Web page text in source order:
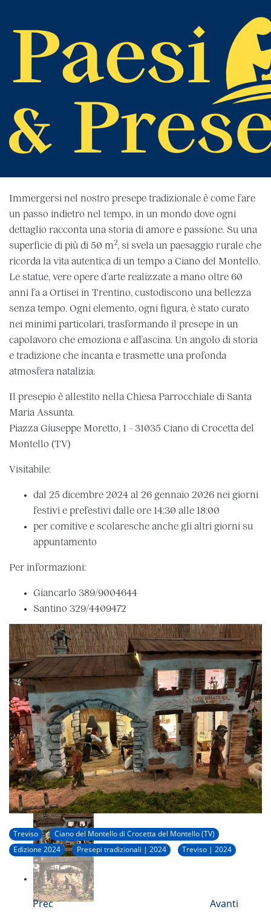
Home Tutte le edizioniPresepi 2024
Ciano di Crocetta del
Montello (TV) | 2024
Immergersi nel nostro presepe tradizionale è come fare
un passo indietro nel tempo, in un mondo dove ogni
dettaglio racconta una storia di amore e passione. Su una
superficie di più di 50 m2, si svela un paesaggio rurale che
ricorda la vita autentica di un tempo a Ciano del Montello.
Le statue, vere opere d’arte realizzate a mano oltre 60
anni fa a Ortisei in Trentino, custodiscono una bellezza
senza tempo. Ogni elemento, ogni figura, è stato curato
nei minimi particolari, trasformando il presepe in un
capolavoro che emoziona e affascina. Un angolo di storia
e tradizione che incanta e trasmette una profonda
atmosfera natalizia.
Il presepio è allestito nella Chiesa Parrocchiale di Santa
Maria Assunta.
Piazza Giuseppe Moretto, 1 - 31035 Ciano di Crocetta del
Montello (TV)
Visitabile:
dal 25 dicembre 2024 al 26 gennaio 2026 nei giorni
festivi e prefestivi dalle ore 14:30 alle 18:00
per comitive e scolaresche anche gli altri giorni su
appuntamento
Per informazioni:
Giancarlo 389/9004644
Santino 329/4409472
Treviso
Ciano del Montello di Crocetta del Montello (TV)
Edizione 2024
Presepi tradizionali | 2024 Treviso | 2024
Prec Avanti